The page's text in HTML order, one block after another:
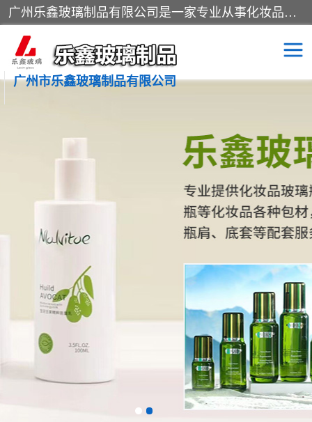
广州乐鑫玻璃制品有限公司是一家专业从事化妆品瓶子、化妆品玻璃瓶子、膏霜瓶、化妆品玻璃瓶等产品的集开发研制、生产、销售于一体的实业型玻璃制品生产企业。产品从设计、开模、试样、生产、蒙砂、抛光、喷涂、高低温单色及多色印刷，烫金（银）到交货实现一条龙服务。
广州市乐鑫玻璃制品有限公司
化妆品包装瓶 香水包装瓶
化妆品玻璃瓶
玻璃瓶
拉管瓶